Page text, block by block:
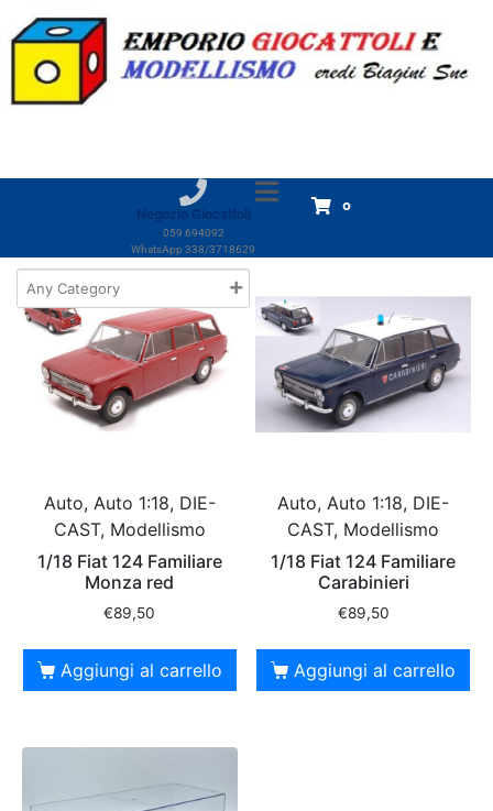
Negozio Giocattoli
059 694092
WhatsApp 338/3718629
0
Home Prodotti Triple 9
Triple 9
Auto, Auto 1:18, DIE-
CAST, Modellismo
1/18 Fiat 124 Familiare
Monza red
€89,50
Aggiungi al carrello
Auto, Auto 1:18, DIE-
CAST, Modellismo
1/18 Fiat 124 Familiare
Carabinieri
€89,50
Aggiungi al carrello